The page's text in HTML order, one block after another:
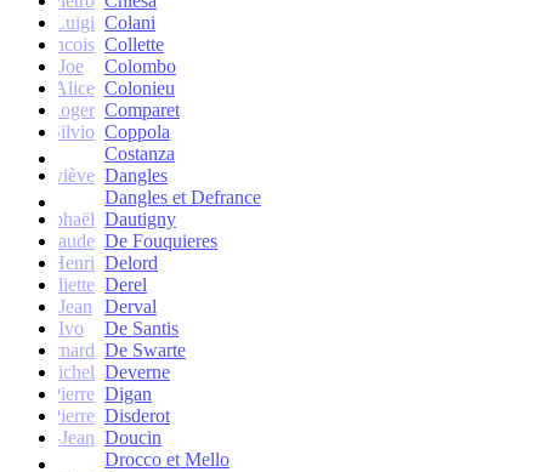
Luigi Colani
francois Collette
Joe
Colombo
Alice Colonieu
Roger Comparet
Silvio Coppola
Costanza
Geneviève Dangles
Dangles et Defrance
Raphaël Dautigny
Claude De Fouquieres
Henri Delord
Juliette Derel
Jean
Derval
Ivo
De Santis
Bernard De Swarte
Michel Deverne
Pierre Digan
Pierre Disderot
André-Jean Doucin
Drocco et Mello